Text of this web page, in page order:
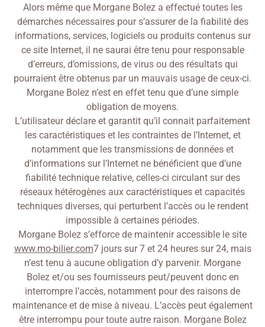
Alors même que Morgane Bolez a effectué toutes les
démarches nécessaires pour s’assurer de la fiabilité des
informations, services, logiciels ou produits contenus sur
ce site Internet, il ne saurai être tenu pour responsable
d’erreurs, d’omissions, de virus ou des résultats qui
pourraient être obtenus par un mauvais usage de ceux-ci.
Morgane Bolez n’est en effet tenu que d’une simple
obligation de moyens.
L’utilisateur déclare et garantit qu’il connait parfaitement
les caractéristiques et les contraintes de l’Internet, et
notamment que les transmissions de données et
d’informations sur l’Internet ne bénéficient que d’une
fiabilité technique relative, celles-ci circulant sur des
réseaux hétérogènes aux caractéristiques et capacités
techniques diverses, qui perturbent l’accès ou le rendent
impossible à certaines périodes.
Morgane Bolez s’efforce de maintenir accessible le site
www.mo-bilier.com7 jours sur 7 et 24 heures sur 24, mais
n’est tenu à aucune obligation d’y parvenir. Morgane
Bolez et/ou ses fournisseurs peut/peuvent donc en
interrompre l’accès, notamment pour des raisons de
maintenance et de mise à niveau. L’accès peut également
être interrompu pour toute autre raison. Morgane Bolez